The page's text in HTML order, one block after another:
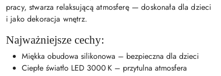
pracy, stwarza relaksującą atmosferę — doskonała dla dzieci
i jako dekoracja wnętrz.
Najważniejsze cechy:
Miękka obudowa silikonowa – bezpieczna dla dzieci
Ciepłe światło LED 3000 K – przytulna atmosfera